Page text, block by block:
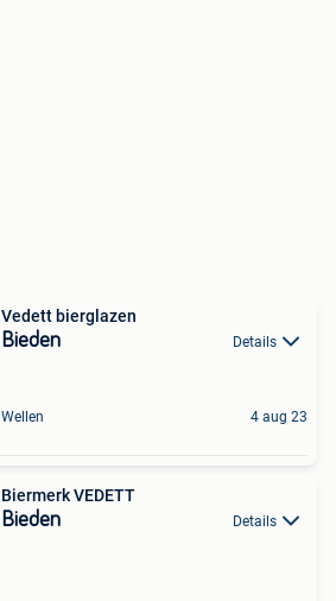
Vedett bierglazen
Bieden Details
Wellen 4 aug 23
Biermerk VEDETT
Bieden Details